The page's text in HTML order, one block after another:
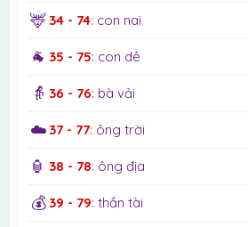
🦌 34 - 74: con nai
🐐 35 - 75: con dê
👵 36 - 76: bà vải
☁️ 37 - 77: ông trời
🏮 38 - 78: ông địa
💰 39 - 79: thần tài